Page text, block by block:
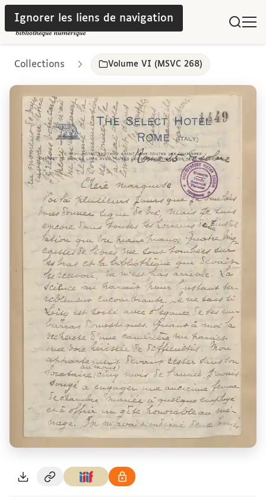
Ignorer les liens de navigation
Collections Volume VI (MSVC 268)